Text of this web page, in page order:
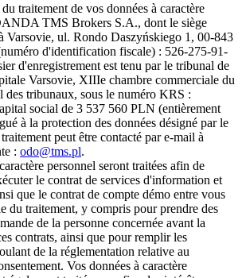
traitement de vos données à caractère
TMS Brokers S.A., dont le siège
Varsovie, ul. Rondo Daszyńskiego 1, 00-843
d'identification fiscale) : 526-275-91-
d'enregistrement est tenu par le tribunal de
Varsovie, XIIIe chambre commerciale du
des tribunaux, sous le numéro KRS :
social de 3 537 560 PLN (entièrement
à la protection des données désigné par le
peut être contacté par e-mail à
: odo@tms.pl.
personnel seront traitées afin de
le contrat de services d'information et
que le contrat de compte démo entre vous
du traitement, y compris pour prendre des
de la personne concernée avant la
contrats, ainsi que pour remplir les
de la réglementation relative au
Vos données à caractère